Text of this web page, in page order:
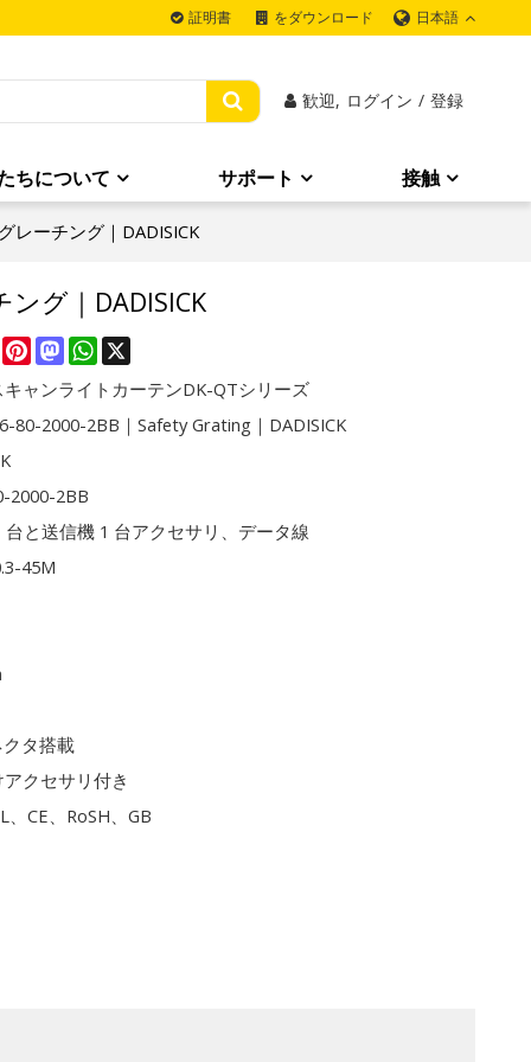
証明書 をダウンロード 日本語
歓迎, ログイン / 登録
ちについて サポート 接触
レーチング｜DADISICK
グ｜DADISICK
Facebook
PinterestMastodonWhatsApp
キャンライトカーテンDK-QTシリーズ
80-2000-2BB｜Safety Grating｜DADISICK
2000-2BB
台と送信機 1 台アクセサリ、データ線
45M
タ搭載
クセサリ付き
、CE、RoSH、GB